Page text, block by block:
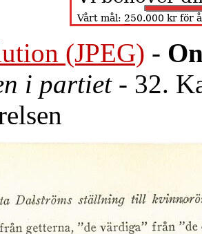
(JPEG) -
i partiet- 32.